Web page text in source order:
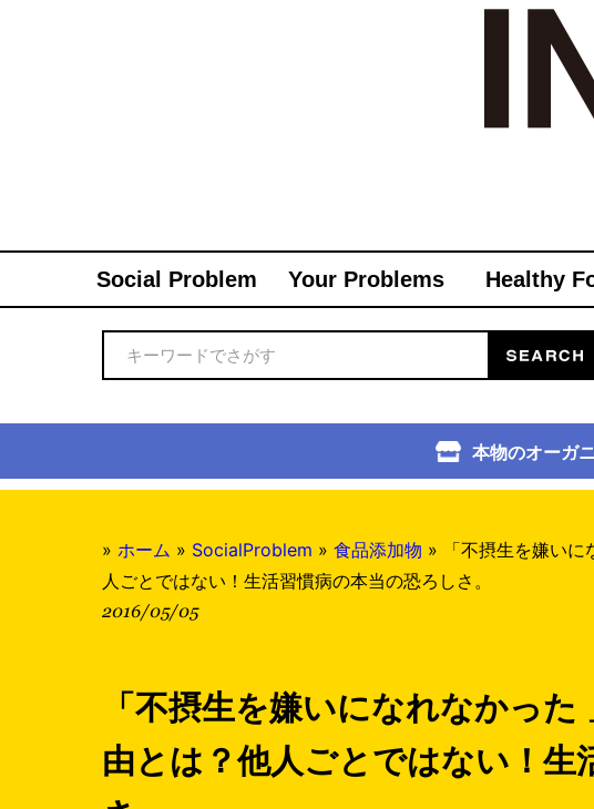
Social Problem Your Problems Healthy
本物のオーガ
» ホーム » SocialProblem » 食品添加物 »
「不摂生を嫌い
人ごとではない！生活習慣病の本当の恐ろしさ。
2016/05/05
「不摂生を嫌いになれなかっ
由とは？他人ごとではない！生